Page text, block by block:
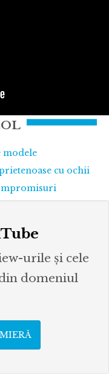
modele
cu ochii
urile și cele
domeniul